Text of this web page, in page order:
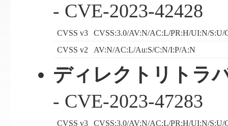
- CVE-2023-42428
CVSS v3
CVSS:3.0/AV:N/AC:L/PR:H/UI:N/
CVSS v2
AV:N/AC:L/Au:S/C:N/I:P/A:N
ディレクトリトラ
- CVE-2023-47283
CVSS v3
CVSS:3.0/AV:N/AC:L/PR:H/UI:N/